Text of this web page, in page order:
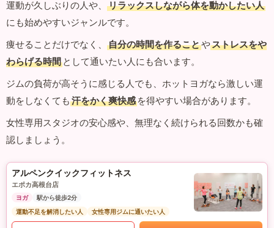
運動が久しぶりの人や、
リラックスしながら体を動かしたい人
にも始めやすいジャンルです。
痩せることだけでなく、
自分の時間を作ることやストレスをや
わらげる時間 として通いたい人にも合います。
ジムの負荷が高そうに感じる人でも、ホットヨガなら激しい運
動をしなくても 汗をかく爽快感 を得やすい場合があります。
女性専用スタジオの安心感や、無理なく続けられる回数かも確
認しましょう。
アルペンクイックフィットネス
エポカ高根台店
ヨガ
駅から徒歩2分
運動不足を解消したい人
女性専用ジムに通いたい人